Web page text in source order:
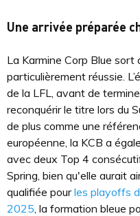
Une arrivée préparée
La Karmine Corp Blue sort
particulièrement réussie.
de la LFL, avant de
reconquérir le titre lors du
de plus comme une
européenne, la KCB a
avec deux Top 4
Spring, bien qu'elle aurait
qualifiée pourles playoffs
2025, la formation bleue